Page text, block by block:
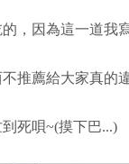
，因為這一道我
推薦給大家真的
死唄~(摸下巴...)